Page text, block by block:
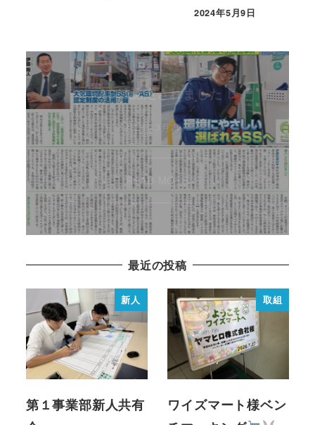
2024年5月9日
e➝ASに認定されました！
2024年3月29日
READ MORE
最近の投稿
新人
第１事業部新人共有
取組
ワイズマート様ベン